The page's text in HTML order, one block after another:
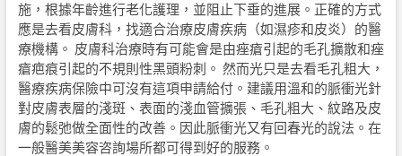
施，根據年齡進行老化護理，並阻止下垂的進展。正確的方式
應是去看皮膚科，找適合治療皮膚疾病（如濕疹和皮炎）的醫
療機構。 皮膚科治療時有可能會是由痤瘡引起的毛孔擴散和痤
瘡疤痕引起的不規則性黑頭粉刺。 然而光只是去看毛孔粗大，
醫療疾病保險中可沒有這項申請給付。建議用溫和的脈衝光針
對皮膚表層的淺斑、表面的淺血管擴張、毛孔粗大、紋路及皮
膚的鬆弛做全面性的改善。因此脈衝光又有回春光的說法。在
一般醫美美容咨詢場所都可得到好的服務。